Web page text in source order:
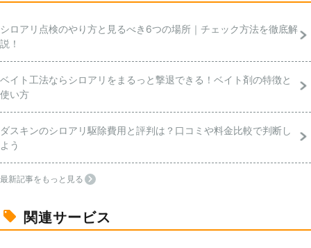
シロアリ点検のやり方と見るべき6つの場所｜チェック方法を徹底解
説！
ベイト工法ならシロアリをまるっと撃退できる！ベイト剤の特徴と
使い方
ダスキンのシロアリ駆除費用と評判は？口コミや料金比較で判断し
よう
最新記事をもっと見る
関連サービス